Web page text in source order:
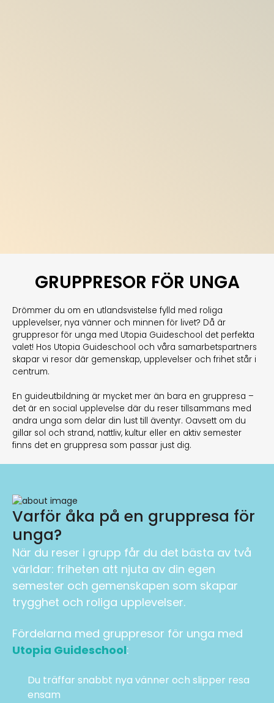
GRUPPRESOR FÖR UNGA
Drömmer du om en utlandsvistelse fylld med roliga
upplevelser, nya vänner och minnen för livet? Då är
gruppresor för unga med Utopia Guideschool det perfekta
valet! Hos Utopia Guideschool och våra samarbetspartners
skapar vi resor där gemenskap, upplevelser och frihet står i
centrum.
En guideutbildning är mycket mer än bara en gruppresa –
det är en social upplevelse där du reser tillsammans med
andra unga som delar din lust till äventyr. Oavsett om du
gillar sol och strand, nattliv, kultur eller en aktiv semester
finns det en gruppresa som passar just dig.
Varför åka på en gruppresa för
unga?
När du reser i grupp får du det bästa av två
världar: friheten att njuta av din egen
semester och gemenskapen som skapar
trygghet och roliga upplevelser.
Fördelarna med gruppresor för unga med
Utopia Guideschool:
Du träffar snabbt nya vänner och slipper resa
ensam